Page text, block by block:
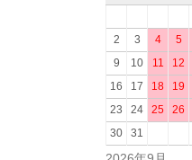
2
3 4 5
9
10 11 12
16
17 18 19
23
24 25 26
30
31